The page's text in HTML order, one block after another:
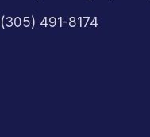
491-8174